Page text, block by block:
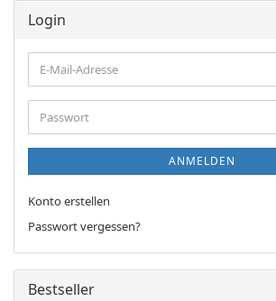
Login
E-
Mail-
Adresse
Passwort
ANMELDEN
Konto erstellen
Passwort vergessen?
Bestseller